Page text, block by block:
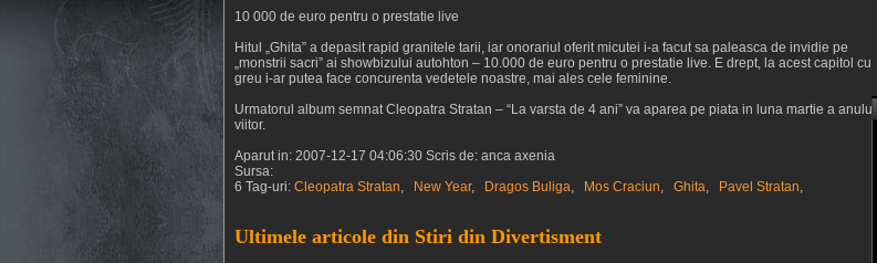
10 000 de euro pentru o prestatie live
Hitul „Ghita” a depasit rapid granitele tarii, iar onorariul oferit micutei i-a facut sa paleasca de invidie pe
„monstrii sacri” ai showbizului autohton – 10.000 de euro pentru o prestatie live. E drept, la acest capitol cu
greu i-ar putea face concurenta vedetele noastre, mai ales cele feminine.
Urmatorul album semnat Cleopatra Stratan – “La varsta de 4 ani” va aparea pe piata in luna martie a anului
viitor.
Aparut in: 2007-12-17 04:06:30 Scris de: anca axenia
Sursa:
6 Tag-uri: Cleopatra Stratan, New Year, Dragos Buliga, Mos Craciun, Ghita, Pavel Stratan,
Ultimele articole din Stiri din Divertisment